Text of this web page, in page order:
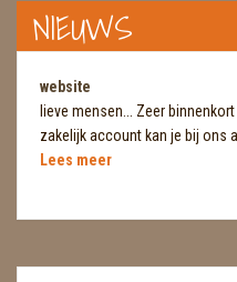
BOEKEN & KAARTEN
BROEKZAKSTENEN
CADEAUBONNEN
DIERTJES
DIVERSE
NIEUWS
website
lieve mensen... Zeer
zakelijk account kan je bij ons
Lees meer